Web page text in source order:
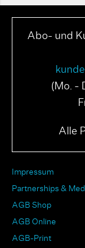
Abo- und
(Mo. -
Alle
Impressum
Partnerships &
AGB Shop
AGB Online
AGB-Print